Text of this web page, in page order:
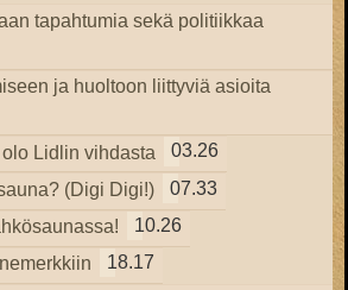
tapahtumia sekä politiikkaa
ja huoltoon liittyviä asioita
Lidlin vihdasta
03.26
(Digi Digi!)
07.33
10.26
18.17